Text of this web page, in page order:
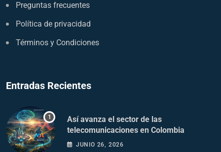
Preguntas frecuentes
Política de privacidad
Términos y Condiciones
Entradas Recientes
Así avanza el sector de las
telecomunicaciones en Colombia
JUNIO 26, 2026